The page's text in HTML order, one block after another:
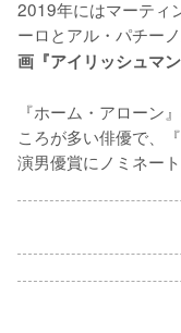
2019年にはマーティ
ーロとアル・パチー
画『アイリッシュマ
『ホーム・アローン
ころが多い俳優で、
演男優賞にノミネート